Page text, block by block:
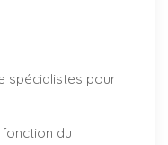
spécialistes pour
du